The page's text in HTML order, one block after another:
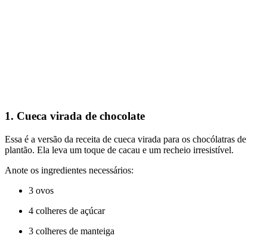
1. Cueca virada de chocolate
Essa é a versão da receita de cueca virada para os chocólatras de
plantão. Ela leva um toque de cacau e um recheio irresistível.
Anote os ingredientes necessários:
3 ovos
4 colheres de açúcar
3 colheres de manteiga